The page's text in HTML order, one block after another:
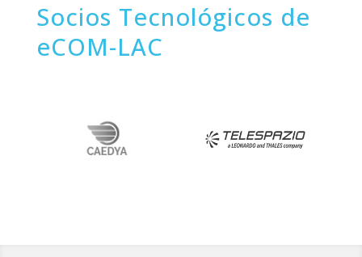
Socios Tecnológicos de
eCOM-LAC